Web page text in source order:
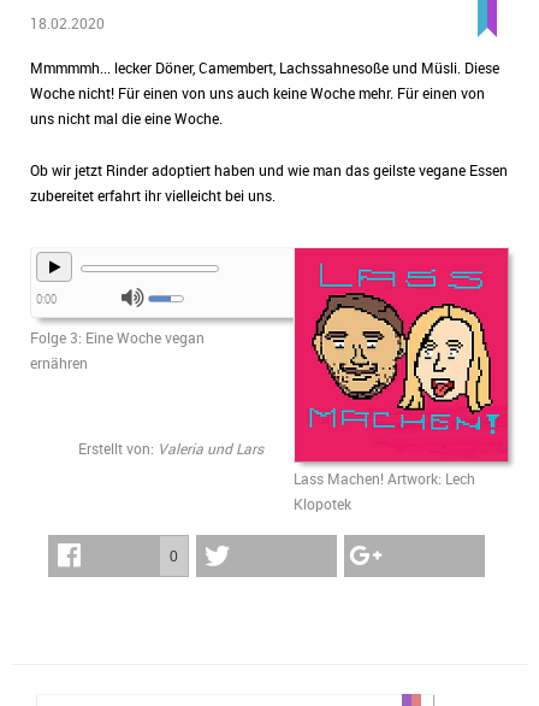
18.02.2020
Mmmmmh... lecker Döner, Camembert, Lachssahnesoße und Müsli. Diese
Woche nicht! Für einen von uns auch keine Woche mehr. Für einen von
uns nicht mal die eine Woche.
Ob wir jetzt Rinder adoptiert haben und wie man das geilste vegane Essen
zubereitet erfahrt ihr vielleicht bei uns.
Lass Machen! Artwork: Lech
Klopotek
0:00
Folge 3: Eine Woche vegan
ernähren
Erstellt von: Valeria und Lars
0